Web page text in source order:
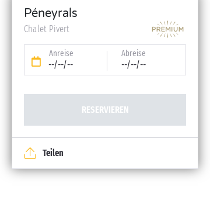
Babyset (Kinderbett, Hochstuhl, Badewanne – auf
Reservierung)
Péneyrals
Chalet Pivert
Anreise
--/--/--
Abreise
--/--/--
RESERVIEREN
Teilen